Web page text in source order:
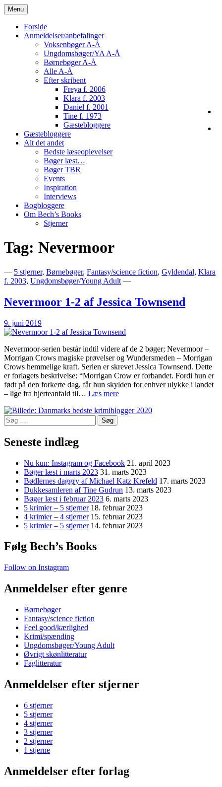
Skip
to
content
Menu
Forside
Anmeldelser/anbefalinger
Voksenbøger A-Å
Ungdomsbøger/YA A-Å
Børnebøger A-Å
Alle A-Å
Efter skribent
Freya f. 2006
Klara f. 2003
Daniel f. 2001
Tine f. 1973
Gæstebloggere
Gæstebloggere
Alt det andet
Bedste læseoplevelser
Bøger læst…
Bøger TBR
Events
Inspiration
Interviews
Bogbloggere
Om Bech’s Books
Stjerner
Bech's Books
Bogblog – Vi ♥ Bøger
Tag: Nevermoor
— 5 stjerner, Børnebøger, Fantasy/science fiction, Gyldendal, Klara
f. 2003, Ungdomsbøger/Young Adult —
Nevermoor 1-2 af Jessica Townsend
9. juni 2019
Nevermoor-serien består indtil videre af de 2 bøger; Nevermoor –
Morrigan Crows magiske prøvelser og Wundersmeden – Morrigan
Crows hemmelige kraft. Serien er skrevet Jessica Townsend. Dette
er forlagets beskrivelse: “Morrigan Crow er forbandet. Fordi hun er
født på den forkerte dag, får hun skylden for enhver ulykke i landet
– lige fra hjerteanfald til… Læs mereNevermoor
2
Søg
efter:
Seneste indlæg
Nu kun: Instagram og Facebook 21. april 2023
Bøger læst i marts 2023 31. marts 2023
Bødlernes daggry af Michael Katz Krefeld 17. marts 2023
Dukkesamleren af Tine Gudrun 13. marts 2023
Bøger læst i februar 2023 6. marts 2023
5 krimier – 5 stjerner 18. februar 2023
4 krimier – 4 stjerner 15. februar 2023
5 krimier – 5 stjerner 14. februar 2023
Følg Bech’s Books
Follow on Instagram
Anmeldelser efter genre
Børnebøger
Fantasy/science fiction
Feel good/kærlighed
Krimi/spænding
Ungdomsbøger/Young Adult
Øvrigt skønlitteratur
Faglitteratur
Anmeldelser efter stjerner
6 stjerner
5 stjerner
4 stjerner
3 stjerner
2 stjerner
1 stjerne
Anmeldelser efter forlag